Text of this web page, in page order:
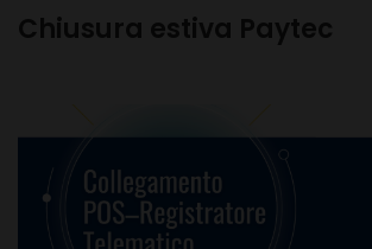
Chiusura estiva Paytec